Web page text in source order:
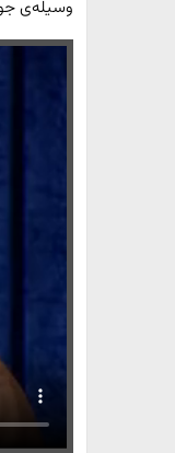
وسیله‌ی